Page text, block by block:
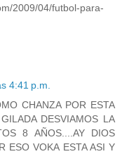
2009/04/futbol-para-
4:41 p.m.
CHANZA POR ESTA
DESVIAMOS LA
8 AÑOS....AY DIOS
ESO VOKA ESTA ASI Y